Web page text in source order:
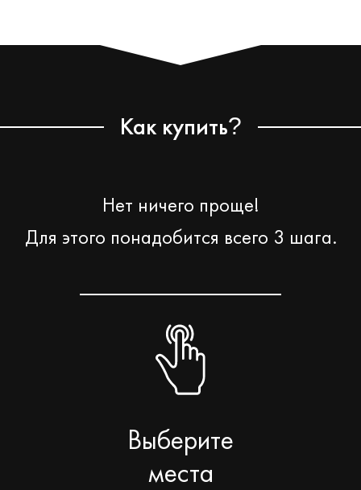
Как купить?
Нет ничего проще!
Для этого понадобится всего 3 шага.
Выберите
места